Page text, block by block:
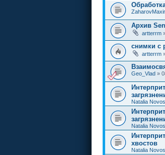
Архив
artterrm
снимки с
artterrm
Geo_Vlad »
Natalia
Natalia
хвостов
Natalia